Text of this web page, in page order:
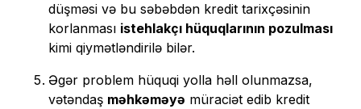
düşməsi və bu səbəbdən kredit tarixçəsinin
korlanması istehlakçı hüquqlarının pozulması
kimi qiymətləndirilə bilər.
Əgər problem hüquqi yolla həll olunmazsa,
vətəndaş məhkəməyə müraciət edib kredit